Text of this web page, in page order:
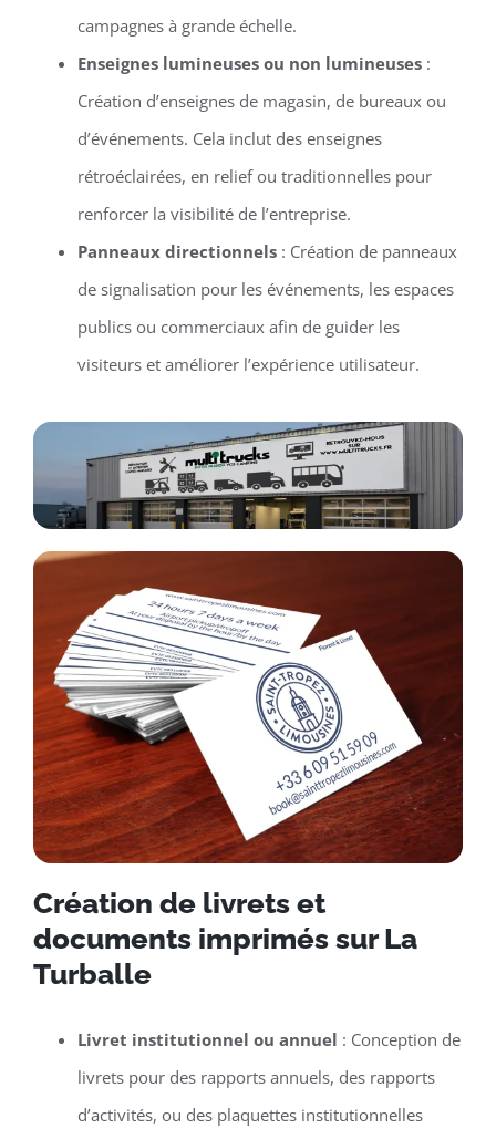
campagnes à grande échelle.
Enseignes lumineuses ou non lumineuses:
Création d’enseignes de magasin, de bureaux ou
d’événements. Cela inclut des enseignes
rétroéclairées, en relief ou traditionnelles pour
renforcer la visibilité de l’entreprise.
Panneaux directionnels: Création de panneaux
de signalisation pour les événements, les espaces
publics ou commerciaux afin de guider les
visiteurs et améliorer l’expérience utilisateur.
Création de livrets et
documents imprimés sur La
Turballe
Livret institutionnel ou annuel : Conception de
livrets pour des rapports annuels, des rapports
d’activités, ou des plaquettes institutionnelles